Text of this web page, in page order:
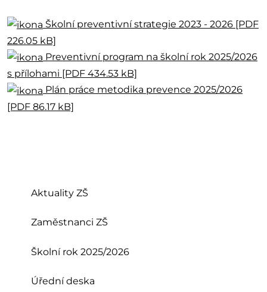
Školní preventivní strategie 2023 - 2026 [PDF
226.05 kB]
Preventivní program na školní rok 2025/2026
s přílohami [PDF 434.53 kB]
Plán práce metodika prevence 2025/2026
[PDF 86.17 kB]
Aktuality ZŠ
Zaměstnanci ZŠ
Školní rok 2025/2026
Úřední deska